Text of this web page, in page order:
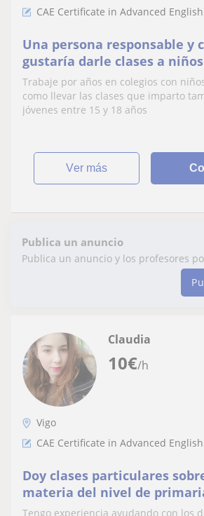
CAE Certificate in Advanced English
Una persona responsable y
gustaría darle clases a niños
Trabaje por años en colegios con
como llevar las clases que imparto
jóvenes entre 15 y 18 años
ver más
Publica un anuncio
Publica un anuncio y los profesores
10€/h
Claudia
Vigo
CAE Certificate in Advanced English
Doy clases particulares
materia del nivel de
para niveles superiores
Tengo experiencia ayudando con los